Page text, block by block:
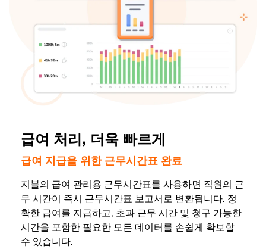
급여 처리, 더욱 빠르게
급여 지급을 위한 근무시간표 완료
지블의 급여 관리용 근무시간표를 사용하면 직원의 근
무 시간이 즉시 근무시간표 보고서로 변환됩니다. 정
확한 급여를 지급하고, 초과 근무 시간 및 청구 가능한
시간을 포함한 필요한 모든 데이터를 손쉽게 확보할
수 있습니다.